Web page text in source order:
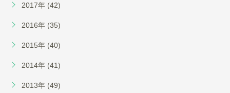
2017年 (42)
2016年 (35)
2015年 (40)
2014年 (41)
2013年 (49)